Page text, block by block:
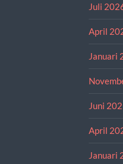
Juli
April
Januari
Juni
April
Januari